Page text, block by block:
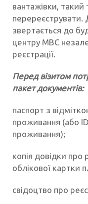
вантажівки, такий
перереєструвати.
звертається до
центру МВС
реєстрації.
Перед візитом
пакет документів:
паспорт з
проживання (або
проживання);
копія довідки про
облікової картки
свідоцтво про